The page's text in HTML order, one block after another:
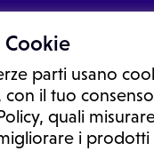
Cookie
parti usano
il tuo
quali
i